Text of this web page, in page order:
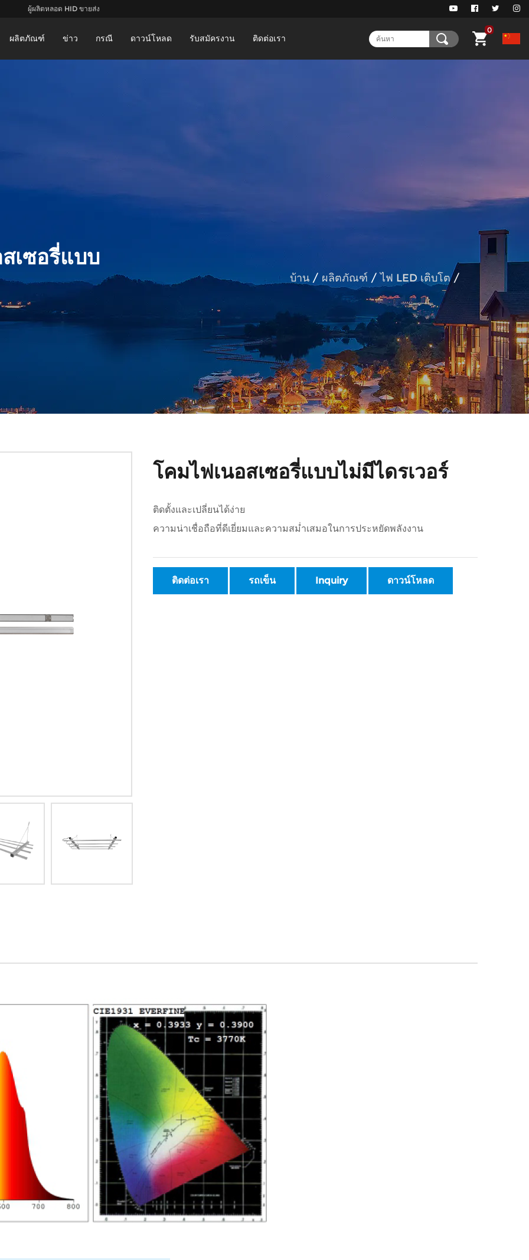
ผู้ผลิตหลอด HID ขายส่ง
ผลิตภัณฑ์ ข่าว กรณี ดาวน์โหลด รับสมัครงาน ติดต่อเรา
0
เซอรี่แบบ
บ้าน / ผลิตภัณฑ์ /ไฟ LED เติบโต/
โคมไฟเนอสเซอรี่แบบไม่มีไดรเวอร์
ติดตั้งและเปลี่ยนได้ง่าย
ความน่าเชื่อถือที่ดีเยี่ยมและความสม่ำเสมอในการประหยัดพลังงาน
ติดต่อเรา รถเข็น Inquiry ดาวน์โหลด